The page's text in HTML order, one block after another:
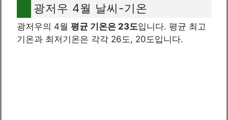
광저우 4월 날씨-기온
광저우의 4월 평균 기온은 23도입니다. 평균 최고
기온과 최저기온은 각각 26도, 20도입니다.